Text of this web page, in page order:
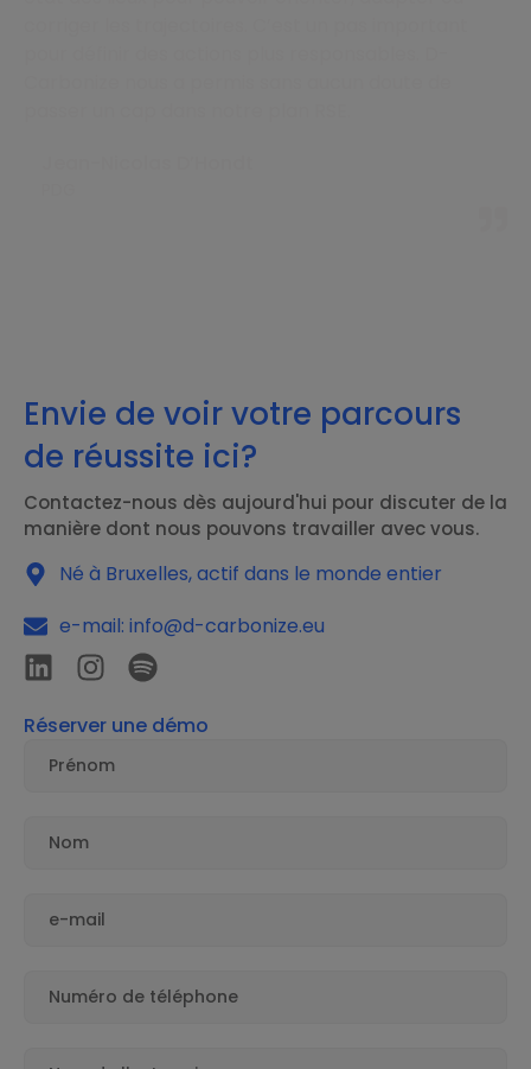
Envie de voir votre parcours
de réussite ici?
Contactez-nous dès aujourd'hui pour discuter de la
manière dont nous pouvons travailler avec vous.
Né à Bruxelles, actif dans le monde entier
e-mail: info@d-carbonize.eu
Réserver une démo